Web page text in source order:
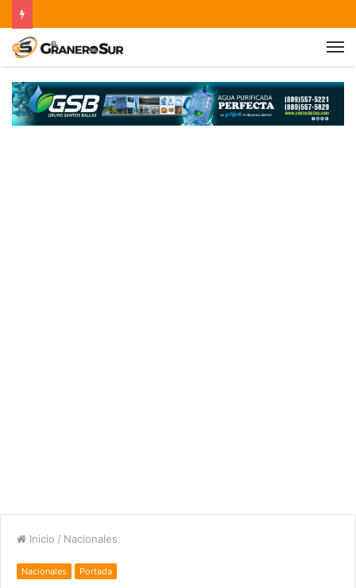
Inicio / Nacionales
Nacionales Portada